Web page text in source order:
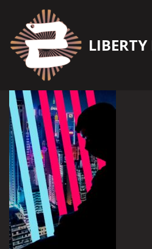
Zum
Inhalt
springen